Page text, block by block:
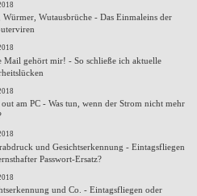
Würmer, Wutausbrüche - Das Einmaleins der
Mail gehört mir! - So schließe ich aktuelle
am PC - Was tun, wenn der Strom nicht mehr
und Gesichtserkennung - Eintagsfliegen
Passwort-Ersatz?
und Co. - Eintagsfliegen oder